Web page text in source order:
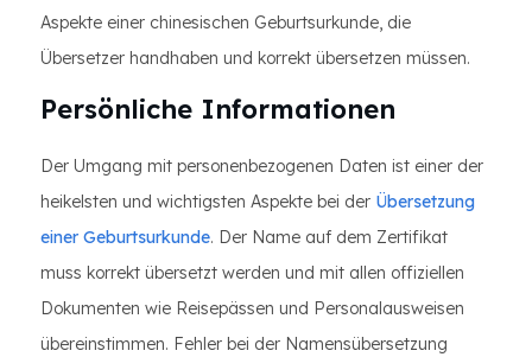
Aspekte einer chinesischen Geburtsurkunde, die
Übersetzer handhaben und korrekt übersetzen müssen.
Persönliche Informationen
Der Umgang mit personenbezogenen Daten ist einer der
heikelsten und wichtigsten Aspekte bei der Übersetzung
einer Geburtsurkunde. Der Name auf dem Zertifikat
muss korrekt übersetzt werden und mit allen offiziellen
Dokumenten wie Reisepässen und Personalausweisen
übereinstimmen. Fehler bei der Namensübersetzung